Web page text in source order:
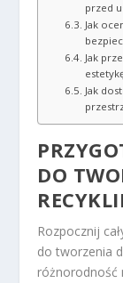
przed
Jak
Jak
Jak
DO
Rozpocznij
do tworzenia
różnorodność